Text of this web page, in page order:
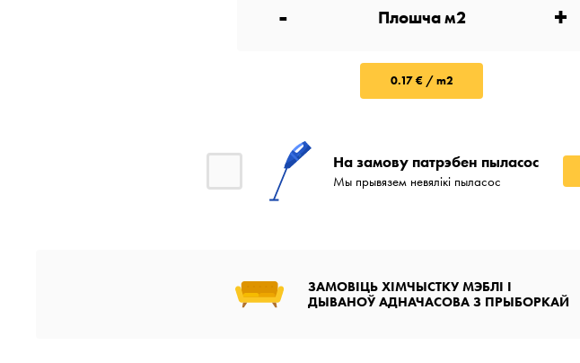
- +
0.17 € / m2
На замову патрэбен пыласос
Мы прывязем невялікі пыласос
ЗАМОВІЦЬ ХІМЧЫСТКУ МЭБЛІ І
ДЫВАНОЎ АДНАЧАСОВА З ПРЫБОРКАЙ